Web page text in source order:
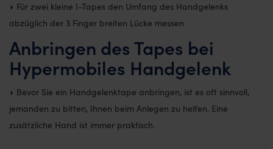
◗ Für zwei kleine I-Tapes den Umfang des Handgelenks
abzüglich der 3 Finger breiten Lücke messen
Anbringen des Tapes bei
Hypermobiles Handgelenk
◗ Bevor Sie ein Handgelenktape anbringen, ist es oft sinnvoll,
jemanden zu bitten, Ihnen beim Anlegen zu helfen. Eine
zusätzliche Hand ist immer praktisch.